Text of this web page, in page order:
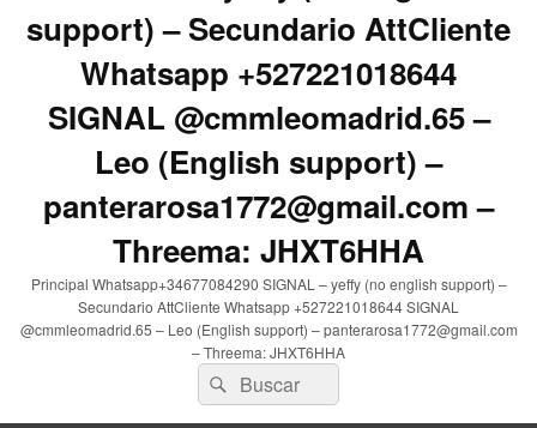
support) – Secundario AttCliente
Whatsapp +527221018644
SIGNAL @cmmleomadrid.65 –
Leo (English support) –
panterarosa1772@gmail.com –
Threema: JHXT6HHA
Principal Whatsapp+34677084290 SIGNAL – yeffy (no english support) –
Secundario AttCliente Whatsapp +527221018644 SIGNAL
@cmmleomadrid.65 – Leo (English support) – panterarosa1772@gmail.com
– Threema: JHXT6HHA
Buscar
por:
Buscar